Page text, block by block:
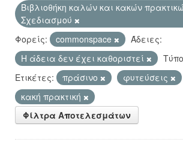
Βιβλιοθήκη καλών και κακών
Σχεδιασμού
Φορείς:
commonspace
Άδειες:
Η άδεια δεν έχει καθοριστεί
Ετικέτες:
πράσινο φυτεύσεις
κακή πρακτική
Φίλτρα Αποτελεσμάτων